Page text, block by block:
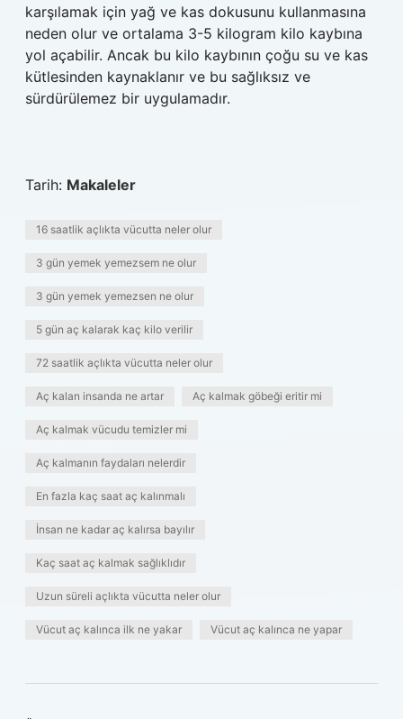
karşılamak için yağ ve kas dokusunu kullanmasına
neden olur ve ortalama 3-5 kilogram kilo kaybına
yol açabilir. Ancak bu kilo kaybının çoğu su ve kas
kütlesinden kaynaklanır ve bu sağlıksız ve
sürdürülemez bir uygulamadır.
Tarih: Makaleler
16 saatlik açlıkta vücutta neler olur
3 gün yemek yemezsem ne olur
3 gün yemek yemezsen ne olur
5 gün aç kalarak kaç kilo verilir
72 saatlik açlıkta vücutta neler olur
Aç kalan insanda ne artar Aç kalmak göbeği eritir mi
Aç kalmak vücudu temizler mi
Aç kalmanın faydaları nelerdir
En fazla kaç saat aç kalınmalı
İnsan ne kadar aç kalırsa bayılır
Kaç saat aç kalmak sağlıklıdır
Uzun süreli açlıkta vücutta neler olur
Vücut aç kalınca ilk ne yakar Vücut aç kalınca ne yapar